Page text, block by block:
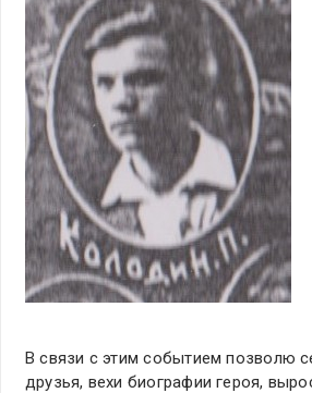
В связи с этим событием позволю
друзья, вехи биографии героя,